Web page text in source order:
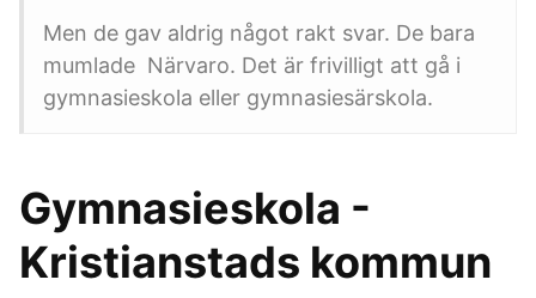
Men de gav aldrig något rakt svar. De bara
mumlade Närvaro. Det är frivilligt att gå i
gymnasieskola eller gymnasiesärskola.
Gymnasieskola -
Kristianstads kommun